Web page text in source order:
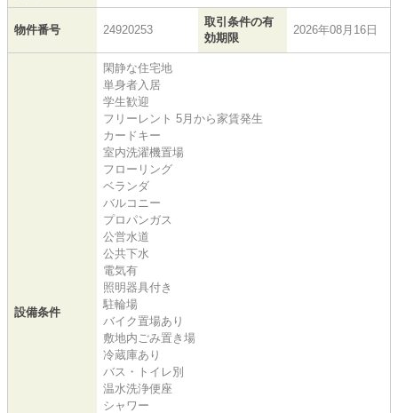
物件番号 24920253
取引条件の有
効期限
2026年08月16日
設備条件
閑静な住宅地
単身者入居
学生歓迎
フリーレント 5月から家賃発生
カードキー
室内洗濯機置場
フローリング
ベランダ
バルコニー
プロパンガス
公営水道
公共下水
電気有
照明器具付き
駐輪場
バイク置場あり
敷地内ごみ置き場
冷蔵庫あり
バス・トイレ別
温水洗浄便座
シャワー